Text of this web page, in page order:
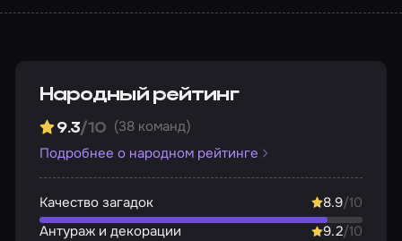
Народный рейтинг
9.3/10 (38 команд)
Подробнее о народном рейтинге
Качество загадок 8.9/10
Антураж и декорации
9.2/10